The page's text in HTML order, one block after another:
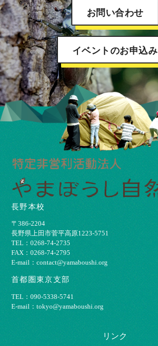
お問い合わせ
イベントのお申込み
長野本校
〒386-2204
⻑野県上⽥市菅平⾼原1223-5751
TEL：0268-74-2735
FAX：0268-74-2795
E-mail：contact@yamaboushi.org
首都圏東京支部
TEL：090-5338-5741
E-mail：tokyo@yamaboushi.org
リンク